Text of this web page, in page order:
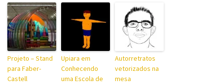
Projeto – Stand
para Faber-
Castell
Upiara em
Conhecendo
uma Escola de
Autorretratos
vetorizados na
mesa